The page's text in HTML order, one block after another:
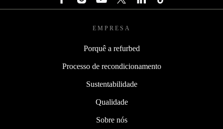
EMPRESA
Porquê a refurbed
Processo de recondicionamento
Sustentabilidade
Qualidade
Sobre nós